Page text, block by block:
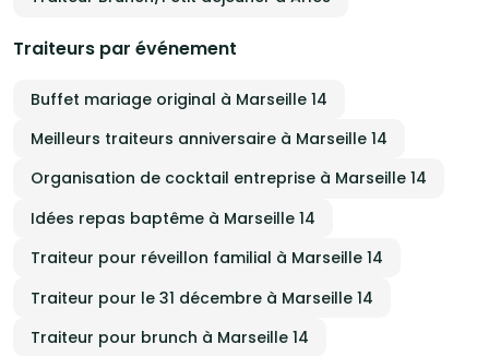
Traiteurs par événement
Buffet mariage original à Marseille 14
Meilleurs traiteurs anniversaire à Marseille 14
Organisation de cocktail entreprise à Marseille 14
Idées repas baptême à Marseille 14
Traiteur pour réveillon familial à Marseille 14
Traiteur pour le 31 décembre à Marseille 14
Traiteur pour brunch à Marseille 14